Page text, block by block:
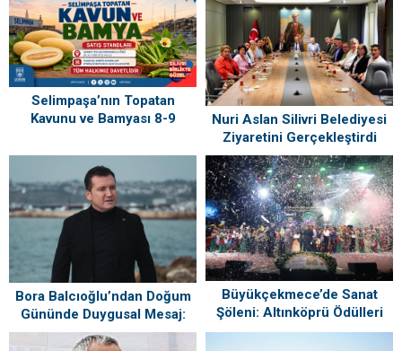
Selimpaşa’nın Topatan
Kavunu ve Bamyası 8-9
Buluşuyor
Nuri Aslan Silivri Belediyesi
Ziyaretini Gerçekleştirdi
Bora Balcıoğlu’ndan Doğum
Gününde Duygusal Mesaj:
“Silivri’mi Çok Özlüyorum”
Büyükçekmece’de Sanat
Şöleni: Altınköprü Ödülleri
Sahiplerini Buldu!